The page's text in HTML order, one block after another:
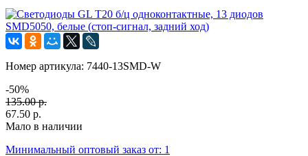
Номер артикула: 7440-13SMD-W
-50%
135.00 р.
67.50 р.
Мало в наличии
Минимальный оптовый заказ от: 1